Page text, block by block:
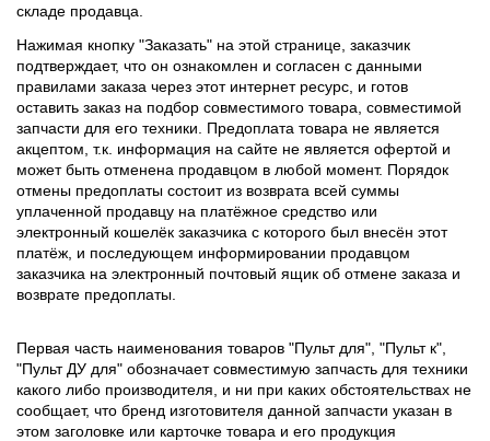
складе продавца.
Нажимая кнопку "Заказать" на этой странице, заказчик
подтверждает, что он ознакомлен и согласен с данными
правилами заказа через этот интернет ресурс, и готов
оставить заказ на подбор совместимого товара, совместимой
запчасти для его техники. Предоплата товара не является
акцептом, т.к. информация на сайте не является офертой и
может быть отменена продавцом в любой момент. Порядок
отмены предоплаты состоит из возврата всей суммы
уплаченной продавцу на платёжное средство или
электронный кошелёк заказчика с которого был внесён этот
платёж, и последующем информировании продавцом
заказчика на электронный почтовый ящик об отмене заказа и
возврате предоплаты.
Первая часть наименования товаров "Пульт для", "Пульт к",
"Пульт ДУ для" обозначает совместимую запчасть для техники
какого либо производителя, и ни при каких обстоятельствах не
сообщает, что бренд изготовителя данной запчасти указан в
этом заголовке или карточке товара и его продукция